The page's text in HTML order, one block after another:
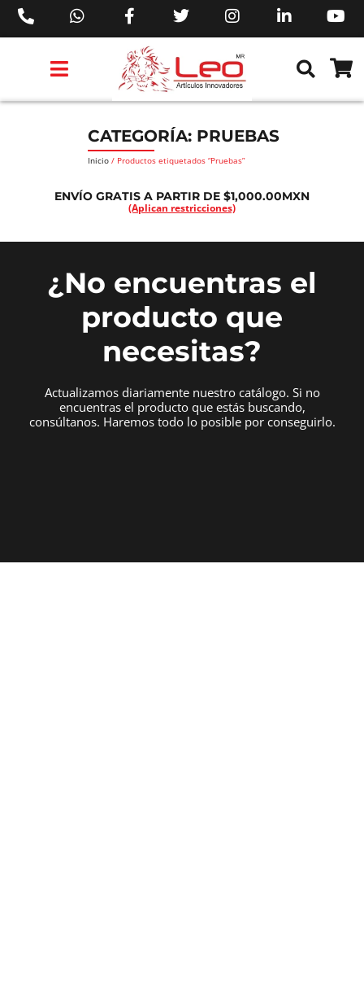
CATEGORÍA: PRUEBAS
Inicio / Productos etiquetados “Pruebas”
ENVÍO GRATIS A PARTIR DE $1,000.00MXN
(Aplican restricciones)
¿No encuentras el
producto que
necesitas?
Actualizamos diariamente nuestro catálogo. Si no
encuentras el producto que estás buscando,
consúltanos. Haremos todo lo posible por conseguirlo.